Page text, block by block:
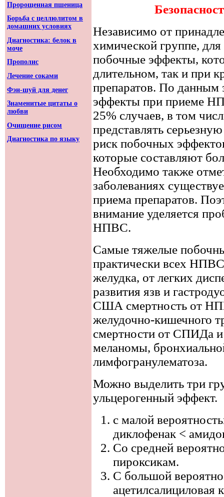
Пророщенная пшеница
Борьба с целлюлитом в
домашних условиях
Диагностика: белок в
моче
Прополис
Лечение соками
Фэн-шуй для денег
Знаменитые цитаты о
любви
Очищение рисом
Диагностика по языку
Независимо от
химической группе,
побочные эффекты,
длительном, так и при
препаратов. По данным
эффекты при приеме
25% случаев, в том
представлять
риск побочных
которые составляют
Необходимо также
заболеваниях
приема препаратов.
внимание уделяется
НПВС.
Самые тяжелые
практически всех
желудка, от легких
развития язв и
США смертность от
желудочно-кишечного
смертности от СПИДа
меланомы,
лимфогранулематоза.
Можно выделить три
ульцерогенный эффект.
с малой
диклофенак <
Со средней
пироксикам.
С большой
ацетилсалициловая